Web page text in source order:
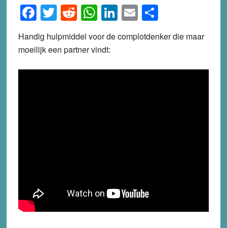
Facebook
Twitter
Reddit
WhatsApp
LinkedIn
EmailShare
Handig hulpmiddel voor de complotdenker die maar
moeilijk een partner vindt: